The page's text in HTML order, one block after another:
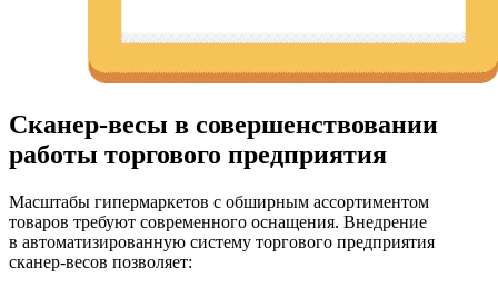
Сканер-весы в совершенствовании
работы торгового предприятия
Масштабы гипермаркетов с обширным ассортиментом
товаров требуют современного оснащения. Внедрение
в автоматизированную систему торгового предприятия
сканер-весов позволяет: